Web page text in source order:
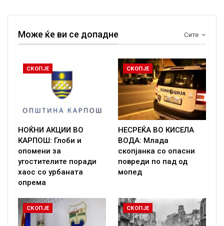
Сите
Може ќе ви се допадне
СКОПЈЕ
НОЌНИ АКЦИИ ВО
КАРПОШ: Глоби и
опомени за
угостителите поради
хаос со урбаната
опрема
СКОПЈЕ
НЕСРЕЌА ВО КИСЕЛА
ВОДА: Млада
скопјанка со опасни
повреди по пад од
мопед
СКОПЈЕ СКОПЈЕ